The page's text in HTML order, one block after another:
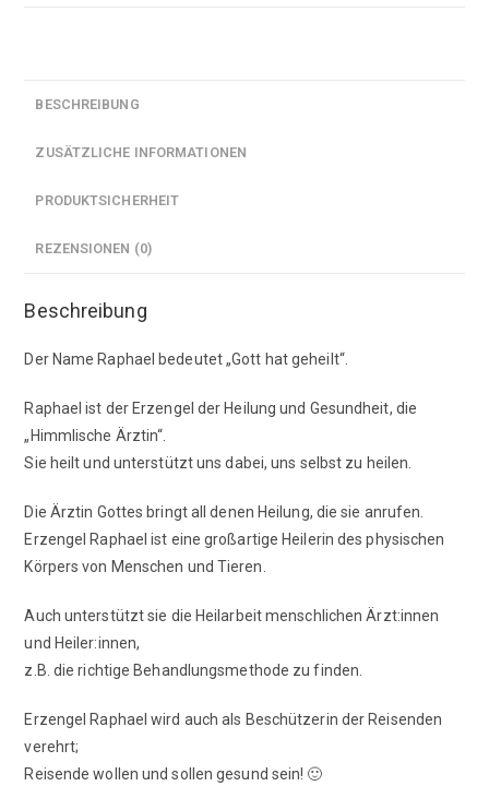
BESCHREIBUNG
ZUSÄTZLICHE INFORMATIONEN
PRODUKTSICHERHEIT
REZENSIONEN (0)
Beschreibung
Der Name Raphael bedeutet „Gott hat geheilt“.
Raphael ist der Erzengel der Heilung und Gesundheit, die
„Himmlische Ärztin“.
Sie heilt und unterstützt uns dabei, uns selbst zu heilen.
Die Ärztin Gottes bringt all denen Heilung, die sie anrufen.
Erzengel Raphael ist eine großartige Heilerin des physischen
Körpers von Menschen und Tieren.
Auch unterstützt sie die Heilarbeit menschlichen Ärzt:innen
und Heiler:innen,
z.B. die richtige Behandlungsmethode zu finden.
Erzengel Raphael wird auch als Beschützerin der Reisenden
verehrt;
Reisende wollen und sollen gesund sein! 🙂